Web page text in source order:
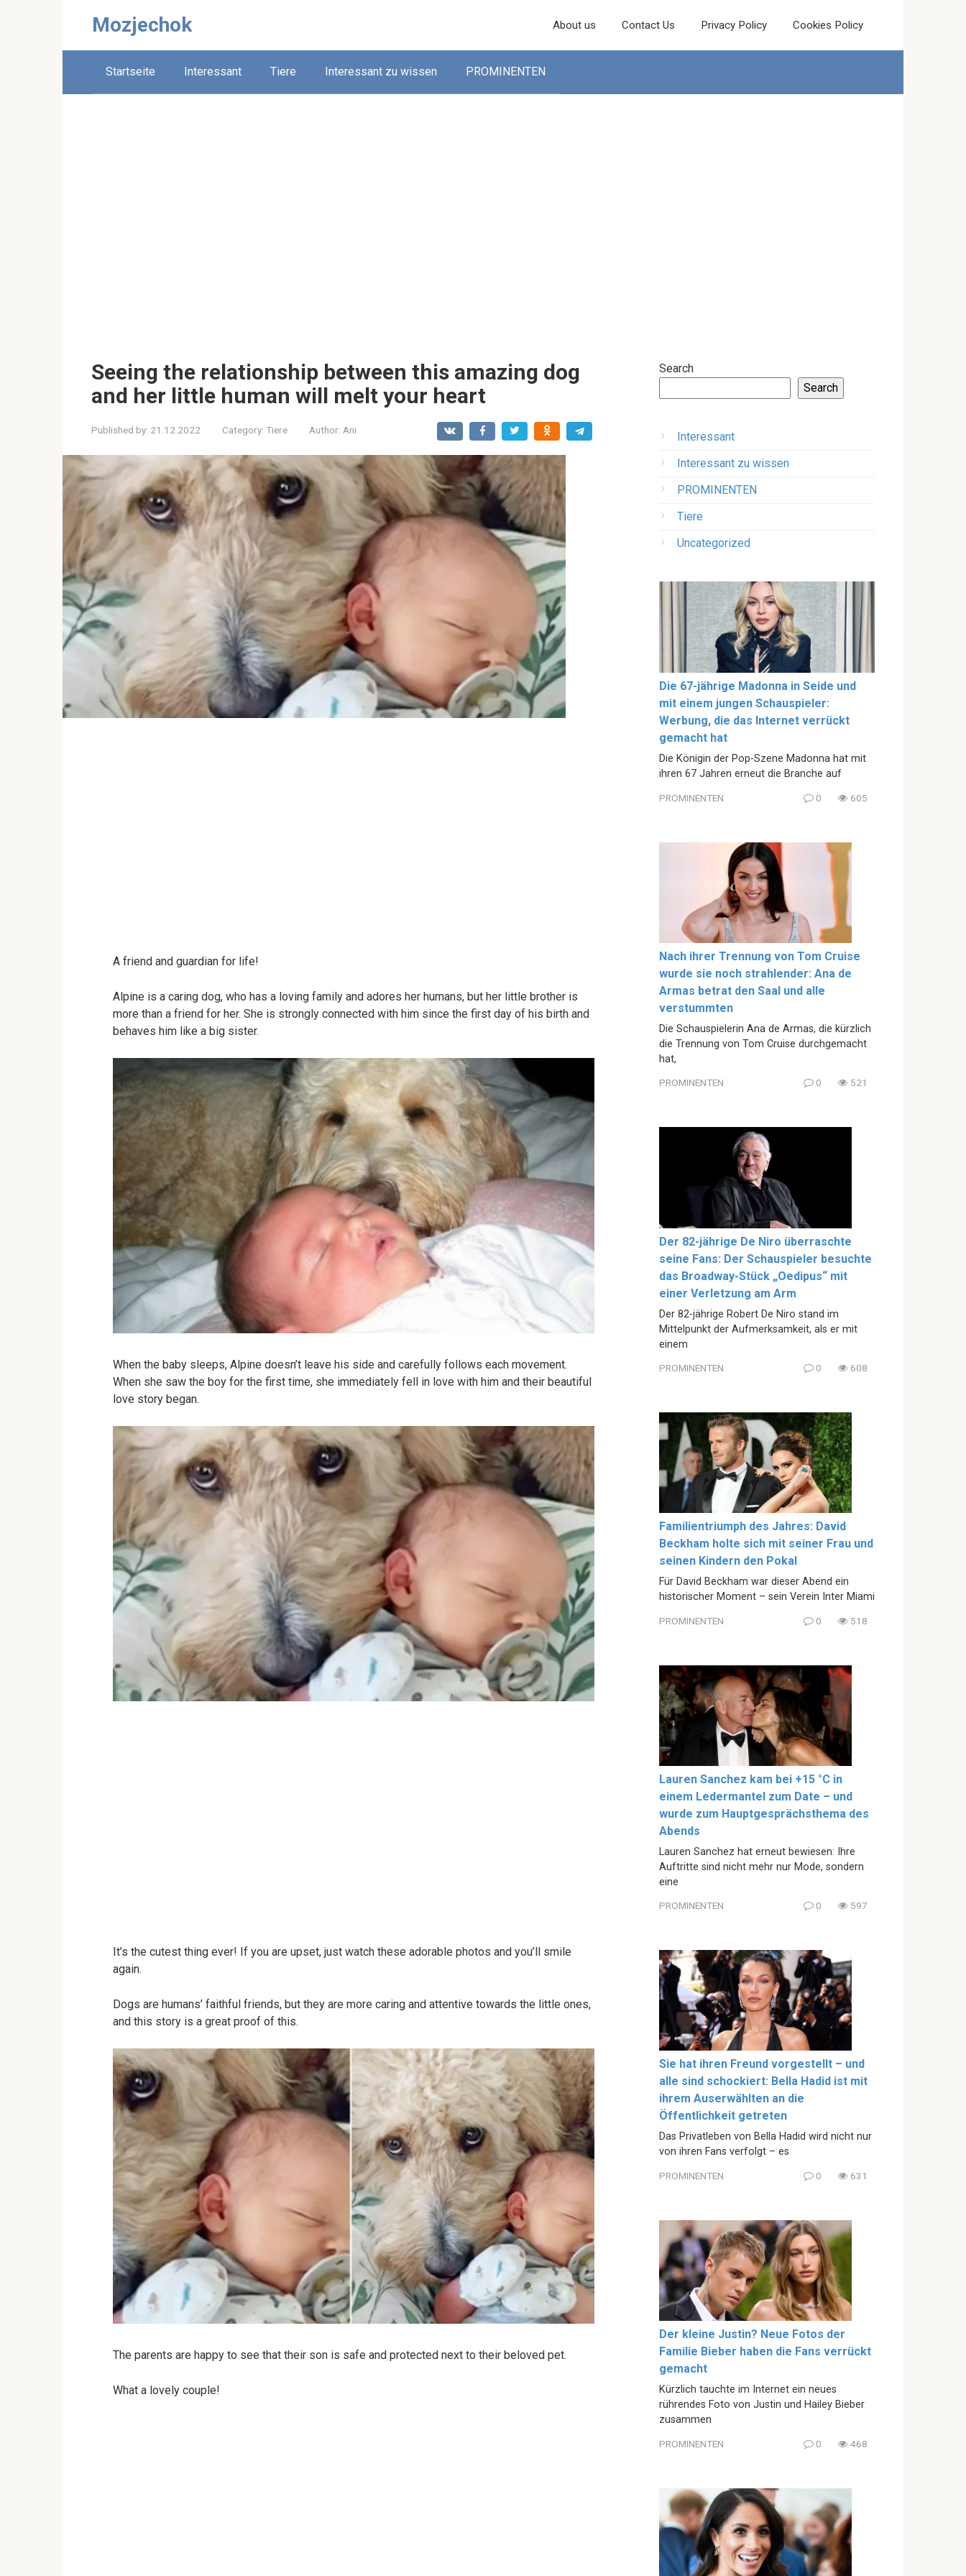
Mozjechok About us Contact Us Privacy Policy Cookies Policy
Startseite Interessant Tiere Interessant zu wissen PROMINENTEN
Seeing the relationship between this amazing dog
and her little human will melt your heart
Published by: 21.12.2022 Category: Tiere Author: Ani
A friend and guardian for life!
Alpine is a caring dog, who has a loving family and adores her humans, but her little brother is
more than a friend for her. She is strongly connected with him since the first day of his birth and
behaves him like a big sister.
When the baby sleeps, Alpine doesn’t leave his side and carefully follows each movement.
When she saw the boy for the first time, she immediately fell in love with him and their beautiful
love story began.
It’s the cutest thing ever! If you are upset, just watch these adorable photos and you’ll smile
again.
Dogs are humans’ faithful friends, but they are more caring and attentive towards the little ones,
and this story is a great proof of this.
The parents are happy to see that their son is safe and protected next to their beloved pet.
What a lovely couple!
Search
Search
Interessant
Interessant zu wissen
PROMINENTEN
Tiere
Uncategorized
Die 67-jährige Madonna in Seide und
mit einem jungen Schauspieler:
Werbung, die das Internet verrückt
gemacht hat
Die Königin der Pop-Szene Madonna hat mit
ihren 67 Jahren erneut die Branche auf
PROMINENTEN 0 605
Nach ihrer Trennung von Tom Cruise
wurde sie noch strahlender: Ana de
Armas betrat den Saal und alle
verstummten
Die Schauspielerin Ana de Armas, die kürzlich
die Trennung von Tom Cruise durchgemacht
hat,
PROMINENTEN 0 521
Der 82-jährige De Niro überraschte
seine Fans: Der Schauspieler besuchte
das Broadway-Stück „Oedipus“ mit
einer Verletzung am Arm
Der 82-jährige Robert De Niro stand im
Mittelpunkt der Aufmerksamkeit, als er mit
einem
PROMINENTEN 0 608
Familientriumph des Jahres: David
Beckham holte sich mit seiner Frau und
seinen Kindern den Pokal
Für David Beckham war dieser Abend ein
historischer Moment – sein Verein Inter Miami
PROMINENTEN 0 518
Lauren Sanchez kam bei +15 °C in
einem Ledermantel zum Date – und
wurde zum Hauptgesprächsthema des
Abends
Lauren Sanchez hat erneut bewiesen: Ihre
Auftritte sind nicht mehr nur Mode, sondern
eine
PROMINENTEN 0 597
Sie hat ihren Freund vorgestellt – und
alle sind schockiert: Bella Hadid ist mit
ihrem Auserwählten an die
Öffentlichkeit getreten
Das Privatleben von Bella Hadid wird nicht nur
von ihren Fans verfolgt – es
PROMINENTEN 0 631
Der kleine Justin? Neue Fotos der
Familie Bieber haben die Fans verrückt
gemacht
Kürzlich tauchte im Internet ein neues
rührendes Foto von Justin und Hailey Bieber
zusammen
PROMINENTEN 0 468